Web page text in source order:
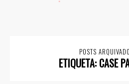
POSTS
ETIQUETA: CASE